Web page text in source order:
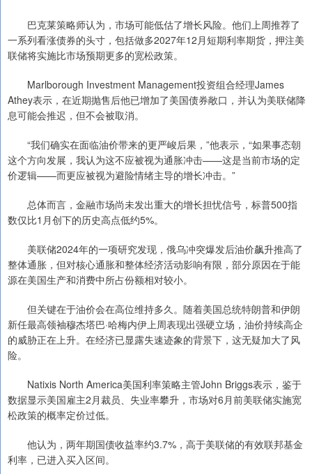
巴克莱策略师认为，市场可能低估了增长风险。他们上周推荐了
一系列看涨债券的头寸，包括做多2027年12月短期利率期货，押注美
联储将实施比市场预期更多的宽松政策。
Marlborough Investment Management投资组合经理James
Athey表示，在近期抛售后他已增加了美国债券敞口，并认为美联储降
息可能会推迟，但不会被取消。
“我们确实在面临油价带来的更严峻后果，”他表示，“如果事态朝
这个方向发展，我认为这不应被视为通胀冲击——这是当前市场的定
价逻辑——而更应被视为避险情绪主导的增长冲击。”
总体而言，金融市场尚未发出重大的增长担忧信号，标普500指
数仅比1月创下的历史高点低约5%。
美联储2024年的一项研究发现，俄乌冲突爆发后油价飙升推高了
整体通胀，但对核心通胀和整体经济活动影响有限，部分原因在于能
源在美国生产和消费中所占份额相对较小。
但关键在于油价会在高位维持多久。随着美国总统特朗普和伊朗
新任最高领袖穆杰塔巴·哈梅内伊上周表现出强硬立场，油价持续高企
的威胁正在上升。在经济已显露失速迹象的背景下，这无疑加大了风
险。
Natixis North America美国利率策略主管John Briggs表示，鉴于
数据显示美国雇主2月裁员、失业率攀升，市场对6月前美联储实施宽
松政策的概率定价过低。
他认为，两年期国债收益率约3.7%，高于美联储的有效联邦基金
利率，已进入买入区间。